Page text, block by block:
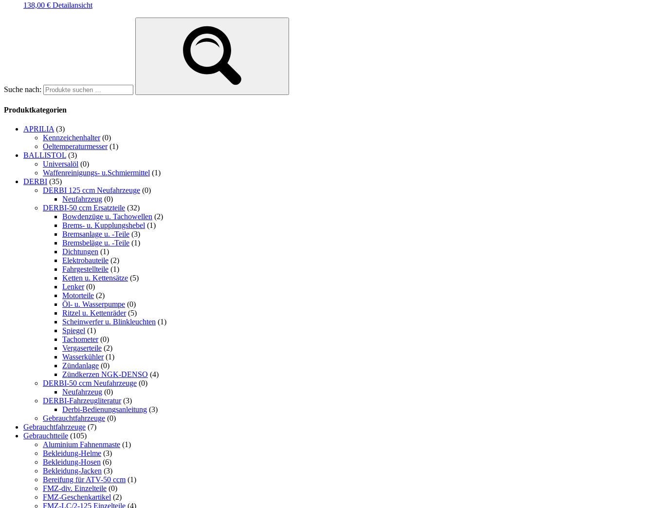
138,00 € Detailansicht
Suche nach:
Produktkategorien
APRILIA (3)
Kennzeichenhalter (0)
Oeltemperaturmesser (1)
BALLISTOL (3)
Universalöl (0)
Waffenreinigungs- u.Schmiermittel (1)
DERBI (35)
DERBI 125 ccm Neufahrzeuge (0)
Neufahrzeug (0)
DERBI-50 ccm Ersatzteile (32)
Bowdenzüge u. Tachowellen (2)
Brems- u. Kupplungshebel (1)
Bremsanlage u. -Teile (3)
Bremsbeläge u. -Teile (1)
Dichtungen (1)
Elektrobauteile (2)
Fahrgestellteile (1)
Ketten u. Kettensätze (5)
Lenker (0)
Motorteile (2)
Öl- u. Wasserpumpe (0)
Ritzel u. Kettenräder (5)
Scheinwerfer u. Blinkleuchten (1)
Spiegel (1)
Tachometer (0)
Vergaserteile (2)
Wasserkühler (1)
Zündanlage (0)
Zündkerzen NGK-DENSO (4)
DERBI-50 ccm Neufahrzeuge (0)
Neufahrzeug (0)
DERBI-Fahrzeugliteratur (3)
Derbi-Bedienungsanleitung (3)
Gebrauchtfahrzeuge (0)
Gebrauchtfahrzeuge (7)
Gebrauchtteile (105)
Aluminium Fahnenmaste (1)
Bekleidung-Helme (3)
Bekleidung-Hosen (6)
Bekleidung-Jacken (3)
Bereifung für ATV-50 ccm (1)
FMZ-div. Einzelteile (0)
FMZ-Geschenkartikel (2)
FMZ-LC/2-125 Einzelteile (4)